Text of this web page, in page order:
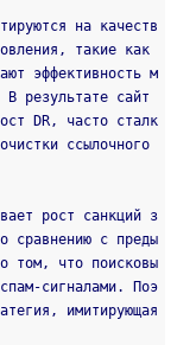
на качеств
такие как
эффективность м
В результате сайт
DR, часто сталк
ссылочного
рост санкций з
сравнению с преды
том, что поисковы
Поэ
имитирующая